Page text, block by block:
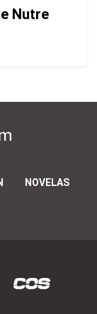
Nutre
NOVELAS